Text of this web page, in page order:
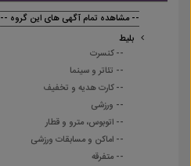
-- مشاهده تمام آگهی های این گروه --
بلیط
-- کنسرت
-- تئاتر و سینما
-- کارت هدیه و تخفیف
-- ورزشی
-- اتوبوس، مترو و قطار
-- اماکن و مسابقات ورزشی
-- متفرقه